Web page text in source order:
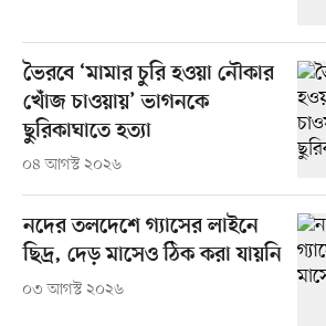
ভৈরবে ‘মামার চুরি হওয়া নৌকার
খোঁজ চাওয়ায়’ ভাগনকে
ছুরিকাঘাতে হত্যা
০৪ আগস্ট ২০২৬
নদের তলদেশে গ্যাসের লাইনে
ছিদ্র, দেড় মাসেও ঠিক করা যায়নি
০৩ আগস্ট ২০২৬